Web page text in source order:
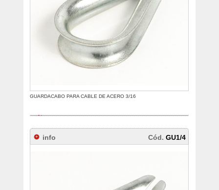
GUARDACABO PARA CABLE DE ACERO 3/16
info Cód.GU1/4